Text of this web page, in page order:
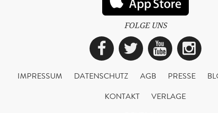
FOLGE UNS
Facebook
Twitter
IMPRESSUM DATENSCHUTZ AGB PRESSE
KONTAKT
VERLAGE